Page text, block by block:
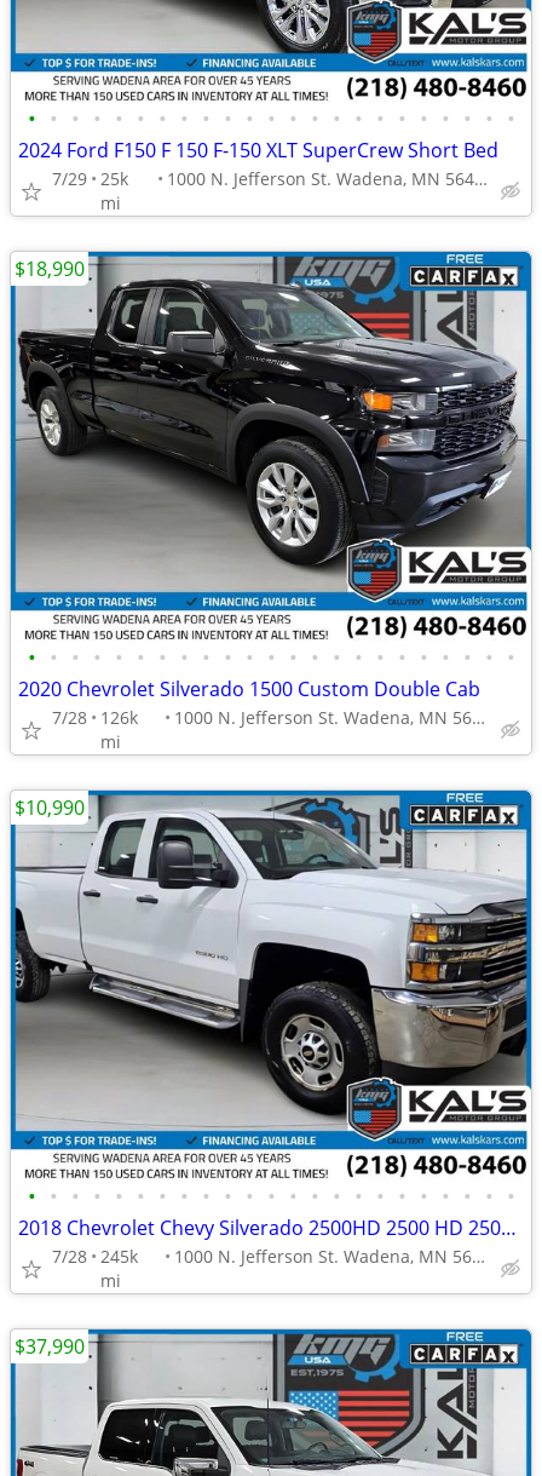
• • • • • • • • • • • • • • • • • • • • • • •
2024 Ford F150 F 150 F-150 XLT SuperCrew Short Bed
7/29 25k
mi
1000 N. Jefferson St. Wadena, MN 56482
• • • • • • • • • • • • • • • • • • • • • • •
2020 Chevrolet Silverado 1500 Custom Double Cab
7/28
126k
mi
1000 N. Jefferson St. Wadena, MN 56482
$18,990
• • • • • • • • • • • • • • • • • • • • • • •
2018 Chevrolet Chevy Silverado 2500HD 2500 HD 2500-HD Work Truck Doubl
7/28 245k
mi
1000 N. Jefferson St. Wadena, MN 56482
$10,990
$37,990